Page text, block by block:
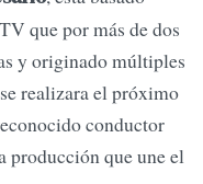
que por más de dos
y originado múltiples
realizara el próximo
conductor
producción que une el